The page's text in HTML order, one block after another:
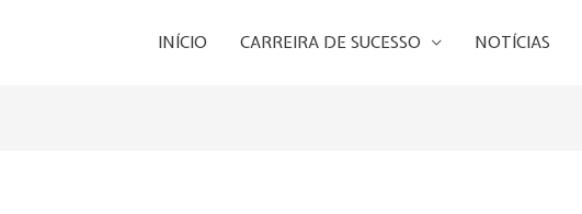
INÍCIO CARREIRA DE SUCESSO NOTÍCIAS